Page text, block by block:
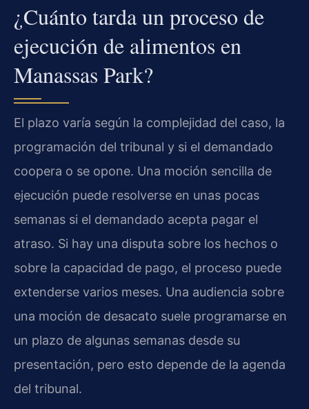
¿Cuánto tarda un proceso de
ejecución de alimentos en
Manassas Park?
El plazo varía según la complejidad del caso, la
programación del tribunal y si el demandado
coopera o se opone. Una moción sencilla de
ejecución puede resolverse en unas pocas
semanas si el demandado acepta pagar el
atraso. Si hay una disputa sobre los hechos o
sobre la capacidad de pago, el proceso puede
extenderse varios meses. Una audiencia sobre
una moción de desacato suele programarse en
un plazo de algunas semanas desde su
presentación, pero esto depende de la agenda
del tribunal.